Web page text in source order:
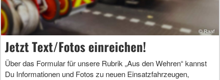
Jetzt Text/Fotos einreichen!
Über das Formular für unsere Rubrik „Aus den Wehren“ kannst
Du Informationen und Fotos zu neuen Einsatzfahrzeugen,